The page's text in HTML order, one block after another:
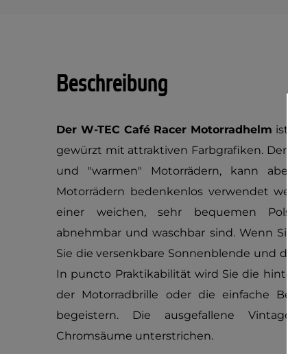
Beschreibung
Der W-TEC Café Racer Motorradhelm
gewürzt mit attraktiven Farbgrafiken.
und "warmen" Motorrädern, kann
Motorrädern bedenkenlos verwendet
einer weichen, sehr bequemen
abnehmbar und waschbar sind. Wenn
Sie die versenkbare Sonnenblende und
In puncto Praktikabilität wird Sie die
der Motorradbrille oder die einfache
begeistern. Die ausgefallene
Chromsäume unterstrichen.